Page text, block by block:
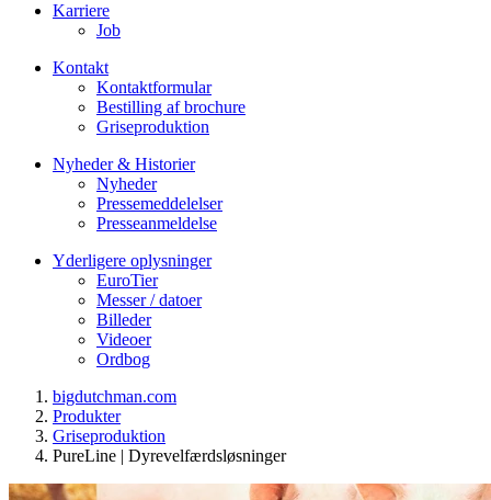
Karriere
Job
Kontakt
Kontaktformular
Bestilling af brochure
Griseproduktion
Nyheder & Historier
Nyheder
Pressemeddelelser
Presseanmeldelse
Yderligere oplysninger
EuroTier
Messer / datoer
Billeder
Videoer
Ordbog
bigdutchman.com
Produkter
Griseproduktion
PureLine | Dyrevelfærdsløsninger